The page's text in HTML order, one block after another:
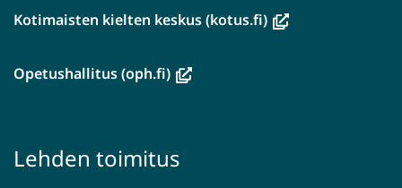
Kotimaisten kielten keskus (kotus.fi)(avautuu
Opetushallitus (oph.fi)(avautuu
toiseen
Lehden toimitus